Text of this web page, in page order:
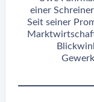
einer
Seit seiner